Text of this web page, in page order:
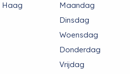
Haag
Maandag
Dinsdag
Woensdag
Donderdag
Vrijdag